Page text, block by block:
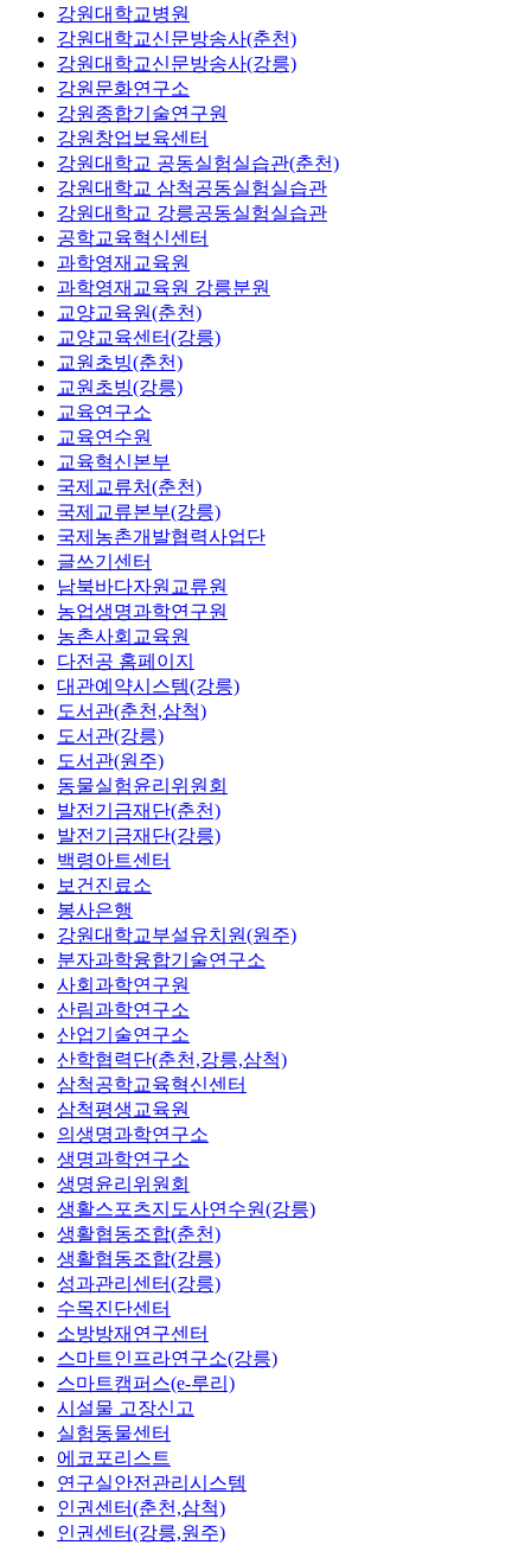
강원대학교병원
강원대학교신문방송사(춘천)
강원대학교신문방송사(강릉)
강원문화연구소
강원종합기술연구원
강원창업보육센터
강원대학교 공동실험실습관(춘천)
강원대학교 삼척공동실험실습관
강원대학교 강릉공동실험실습관
공학교육혁신센터
과학영재교육원
과학영재교육원 강릉분원
교양교육원(춘천)
교양교육센터(강릉)
교원초빙(춘천)
교원초빙(강릉)
교육연구소
교육연수원
교육혁신본부
국제교류처(춘천)
국제교류본부(강릉)
국제농촌개발협력사업단
글쓰기센터
남북바다자원교류원
농업생명과학연구원
농촌사회교육원
다전공 홈페이지
대관예약시스템(강릉)
도서관(춘천,삼척)
도서관(강릉)
도서관(원주)
동물실험윤리위원회
발전기금재단(춘천)
발전기금재단(강릉)
백령아트센터
보건진료소
봉사은행
강원대학교부설유치원(원주)
분자과학융합기술연구소
사회과학연구원
산림과학연구소
산업기술연구소
산학협력단(춘천,강릉,삼척)
삼척공학교육혁신센터
삼척평생교육원
의생명과학연구소
생명과학연구소
생명윤리위원회
생활스포츠지도사연수원(강릉)
생활협동조합(춘천)
생활협동조합(강릉)
성과관리센터(강릉)
수목진단센터
소방방재연구센터
스마트인프라연구소(강릉)
스마트캠퍼스(e-루리)
시설물 고장신고
실험동물센터
에코포리스트
연구실안전관리시스템
인권센터(춘천,삼척)
인권센터(강릉,원주)